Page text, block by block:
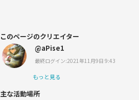
このページのクリエイター
@aPise1
最終ログイン:2021年11月9日 9:43
もっと見る
主な活動場所